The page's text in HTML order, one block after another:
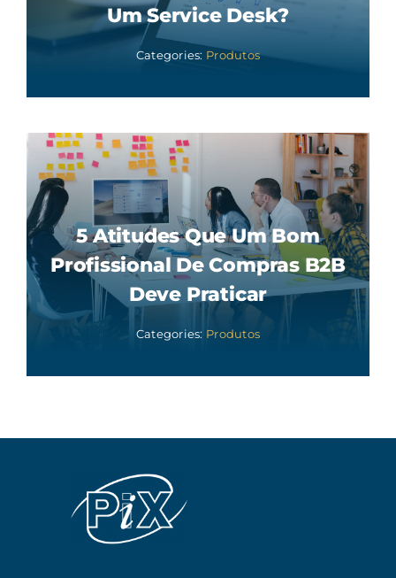
Um Service Desk?
Categories: Produtos
5 Atitudes Que Um Bom
Profissional De Compras B2B
Deve Praticar
Categories: Produtos